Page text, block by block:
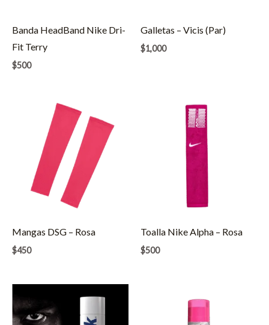
Banda HeadBand Nike Dri-
Fit Terry
$500
Galletas – Vicis (Par)
$1,000
Mangas DSG – Rosa
$450
Toalla Nike Alpha – Rosa
$500